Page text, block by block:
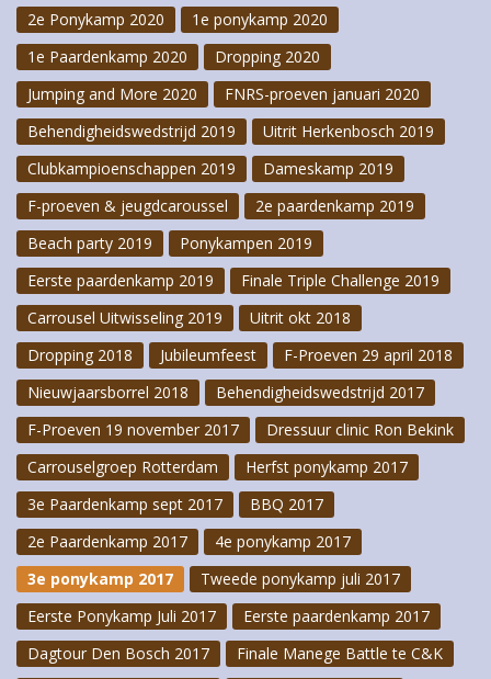
2e Ponykamp 2020
1e ponykamp 2020
1e Paardenkamp 2020
Dropping 2020
Jumping and More 2020
FNRS-proeven januari 2020
Behendigheidswedstrijd 2019
Uitrit Herkenbosch 2019
Clubkampioenschappen 2019
Dameskamp 2019
F-proeven & jeugdcaroussel
2e paardenkamp 2019
Beach party 2019
Ponykampen 2019
Eerste paardenkamp 2019
Finale Triple Challenge 2019
Carrousel Uitwisseling 2019
Uitrit okt 2018
Dropping 2018
Jubileumfeest
F-Proeven 29 april 2018
Nieuwjaarsborrel 2018
Behendigheidswedstrijd 2017
F-Proeven 19 november 2017
Dressuur clinic Ron Bekink
Carrouselgroep Rotterdam
Herfst ponykamp 2017
3e Paardenkamp sept 2017
BBQ 2017
2e Paardenkamp 2017
4e ponykamp 2017
3e ponykamp 2017
Tweede ponykamp juli 2017
Eerste Ponykamp Juli 2017
Eerste paardenkamp 2017
Dagtour Den Bosch 2017
Finale Manege Battle te C&K